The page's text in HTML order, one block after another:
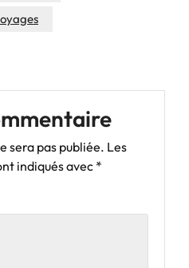
sera pas publiée. Les
indiqués avec *